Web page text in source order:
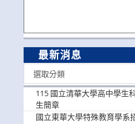
最新消息
選取分類
115 國立清華大學高中學生
生簡章
國立東華大學特殊教育學系